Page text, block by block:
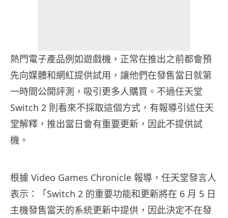
熱門電子產品例如遊戲機，正常在推出之前都會預
先向媒體和網紅提供試用，讓他們在發售當日就第
一時間公開評測，吸引更多人購買。不過任天堂
Switch 2 則看來不採取這個方式，有報導引述任天
堂解釋，推出當日會有重要更新，因此不提供試
機。
根據 Video Games Chronicle 報導，任天堂發言人
表示：「Switch 2 的重要功能和更新將在 6 月 5 日
主機發售當天的系統更新中提供，因此決定不在發